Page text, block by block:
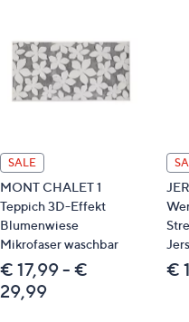
Material
100 % Baumwolle
Normalwäsche
trocknergeeignet
GTIN:
SALE
MONT CHALET 1
Teppich 3D-Effekt
Blumenwiese
Mikrofaser waschbar
€ 17,99 - €
29,99
€